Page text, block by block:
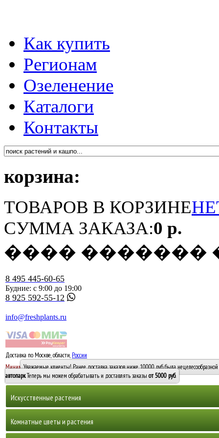
Как купить
Регионам
Озеленение
Каталоги
Контакты
корзина:
ТОВАРОВ В КОРЗИНЕ
СУММА ЗАКАЗА:0 р.
���� �������
8 495 445-60-65
Будние: с 9:00 до 19:00
8 925 592-55-12
info@freshplants.ru
Доставка по Москве, области, России
Минимальный заказ -10 0005000 руб.
Уважаемые клиенты! Ранее доставка заказов ниже 10000 руб. была
автопарк. Теперь мы можем обрабатывать и доставлять заказы от 5000 руб.
Искусственные растения
Горшечные растения, кусты и мох
Комнатные цветы и растения